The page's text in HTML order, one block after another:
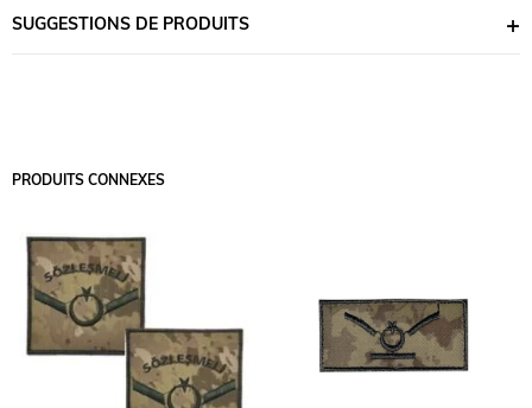
SUGGESTIONS DE PRODUITS
PRODUITS CONNEXES